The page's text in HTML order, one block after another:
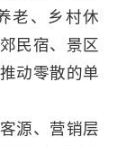
老、乡村休
民宿、景区
动零散的单
源、营销层